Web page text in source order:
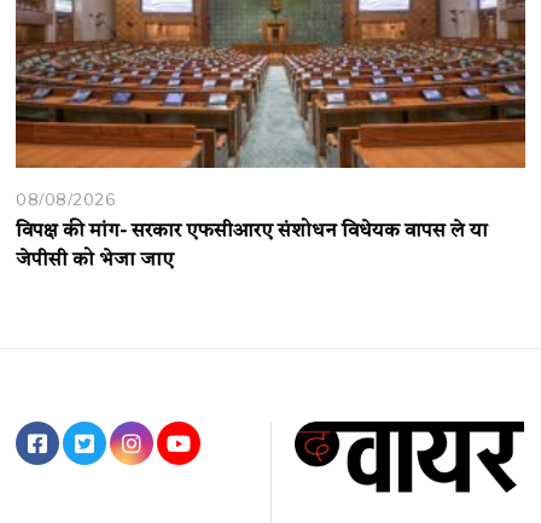
08/08/2026
विपक्ष की मांग- सरकार एफसीआरए संशोधन विधेयक वापस ले या
जेपीसी को भेजा जाए